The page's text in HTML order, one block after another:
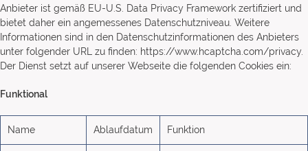
Anbieter ist gemäß EU-U.S. Data Privacy Framework zertifiziert und
bietet daher ein angemessenes Datenschutzniveau. Weitere
Informationen sind in den Datenschutzinformationen des Anbieters
unter folgender URL zu finden: https://www.hcaptcha.com/privacy.
Der Dienst setzt auf unserer Webseite die folgenden Cookies ein:
Funktional
Name Ablaufdatum Funktion